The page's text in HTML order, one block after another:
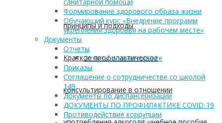
принципы и подходы
Краткое профилактическое
консультирование в отношении
Формирование здорового образа жизни
Обучающий курс «Внедрение программ
укрепления здоровья на рабочем месте»
Документы
Отчеты
Отчеты о мониторинге
Приказы
Соглашение о сотрудничестве со школой
149
Документы по диспансеризации
ДОКУМЕНТЫ ПО ПРОФИЛАКТИКЕ COVID-19
Противодействие коррупции